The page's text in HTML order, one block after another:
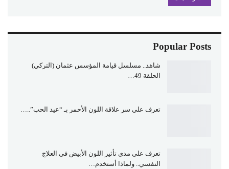
Popular Posts
شاهد.. مسلسل قيامة المؤسس عثمان (التركي)
الحلقة 49…
تعرف علي سر علاقة اللون الأحمر بـ “عيد الحب”..…
تعرف علي مدي تأثير اللون الأبيض في العلاج
النفسي.. ولماذا أستخدم…